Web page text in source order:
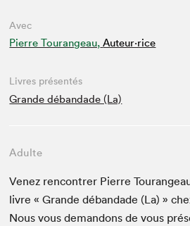
Avec
Pierre Tourangeau, Auteur·rice
Livres présentés
Grande débandade (La)
Adulte
Venez ren­con­tr­er Pierre
livre « Grande déban­dade (La) »
Nous vous deman­dons de vous